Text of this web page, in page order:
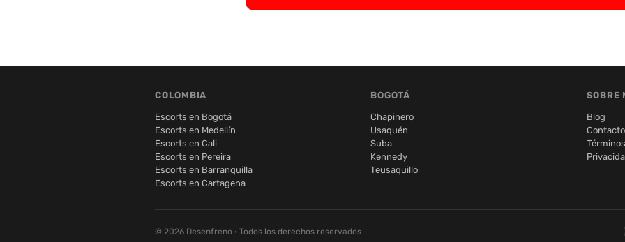
COLOMBIA
Escorts en Bogotá
Escorts en Medellín
Escorts en Cali
Escorts en Pereira
Escorts en Barranquilla
Escorts en Cartagena
BOGOTÁ
Chapinero
Usaquén
Suba
Kennedy
Teusaquillo
SOBRE
Blog
Contacto
© 2026 Desenfreno · Todos los derechos reservados